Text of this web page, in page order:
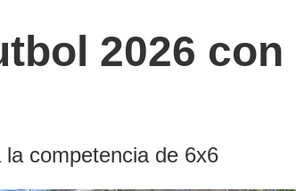
2026
competencia de 6x6